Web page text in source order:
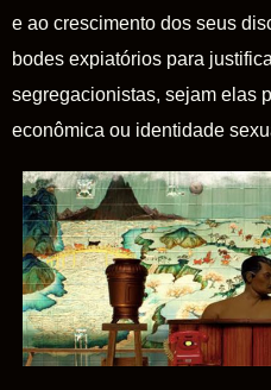
e ao crescimento dos seus
bodes expiatórios para
segregacionistas, sejam elas
econômica ou identidade